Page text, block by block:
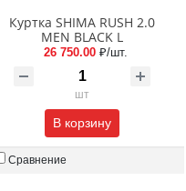
Куртка SHIMA RUSH 2.0
MEN BLACK L
26 750.00 ₽/шт.
шт
В корзину
Сравнение